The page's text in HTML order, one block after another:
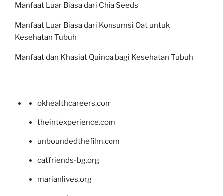
Manfaat Luar Biasa dari Chia Seeds
Manfaat Luar Biasa dari Konsumsi Oat untuk
Kesehatan Tubuh
Manfaat dan Khasiat Quinoa bagi Kesehatan Tubuh
okhealthcareers.com
theintexperience.com
unboundedthefilm.com
catfriends-bg.org
marianlives.org